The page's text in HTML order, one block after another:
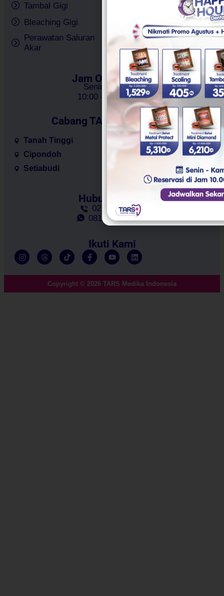
Tambal Gigi
Bleaching Gigi
Perawatan Saluran
Akar
Perawatan Gigi Anak
Jam Operasional
Senin – Minggu
10:00 – 21.00 WIB
Cabang TARS Dental Care
Tanah Tinggi
Cipondoh
Setiabudi
Lenteng Agung
Hubungi Kami
021-27848135
0812-8000-6461
Ikuti Kami
Copyright © 2026 TARS Medika Indonesia